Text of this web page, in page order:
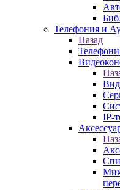
Телефония и
Назад
IP-